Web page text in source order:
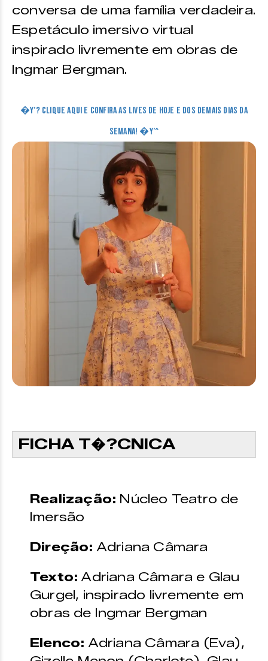
conversa de uma família verdadeira.
Espetáculo imersivo virtual
inspirado livremente em obras de
Ingmar Bergman.
�Y’? CLIQUE AQUI E CONFIRA AS LIVES DE HOJE E DOS DEMAIS DIAS DA
SEMANA! �Y’^
FICHA T�?CNICA
Realização: Núcleo Teatro de
Imersão
Direção:Adriana Câmara
Texto:Adriana Câmara e Glau
Gurgel, inspirado livremente em
obras de Ingmar Bergman
Elenco:Adriana Câmara (Eva),